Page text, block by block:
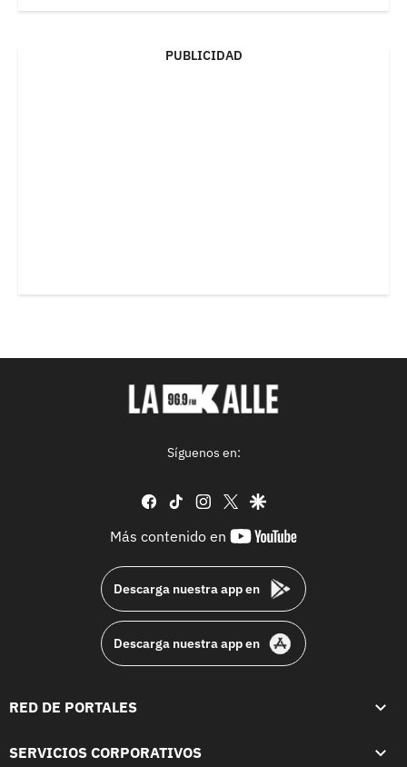
PUBLICIDAD
Síguenos en:
facebook
tiktok instagram
twittergoogle
Más contenido en
youtube-
Descarga nuestra app en
Descarga nuestra app en
RED DE PORTALES
SERVICIOS CORPORATIVOS